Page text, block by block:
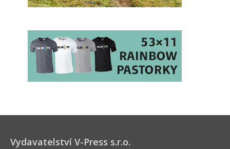
Vydavatelství V-Press s.r.o.